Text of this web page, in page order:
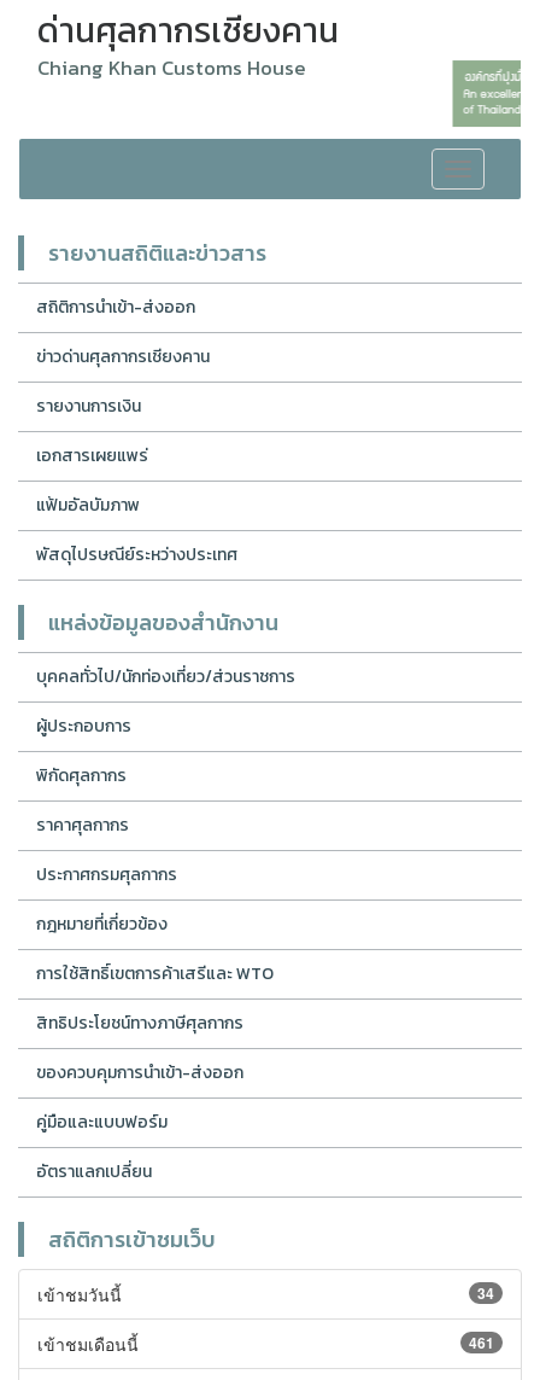
ด่านศุลกากรเชียงคาน
Chiang Khan Customs House
Toggle
navigation
รายงานสถิติและข่าวสาร
สถิติการนำเข้า-ส่งออก
ข่าวด่านศุลกากรเชียงคาน
รายงานการเงิน
เอกสารเผยแพร่
แฟ้มอัลบัมภาพ
พัสดุไปรษณีย์ระหว่างประเทศ
แหล่งข้อมูลของสำนักงาน
บุคคลทั่วไป/นักท่องเที่ยว/ส่วนราชการ
ผู้ประกอบการ
พิกัดศุลกากร
ราคาศุลกากร
ประกาศกรมศุลกากร
กฎหมายที่เกี่ยวข้อง
การใช้สิทธิ์เขตการค้าเสรีและ WTO
สิทธิประโยชน์ทางภาษีศุลกากร
ของควบคุมการนำเข้า-ส่งออก
คู่มือและแบบฟอร์ม
อัตราแลกเปลี่ยน
สถิติการเข้าชมเว็บ
34
เข้าชมวันนี้
461
เข้าชมเดือนนี้